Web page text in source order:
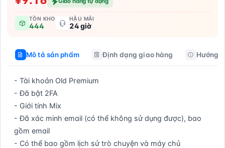
TỒN KHO
444
HẬU MÃI
24 giờ
Mô tả sản phẩm Định dạng giao hàng Hướng
- Tài khoản Old Premium
- Đã bật 2FA
- Giới tính Mix
- Đã xác minh email (có thể không sử dụng được), bao
gồm email
- Có thể bao gồm lịch sử trò chuyện và máy chủ